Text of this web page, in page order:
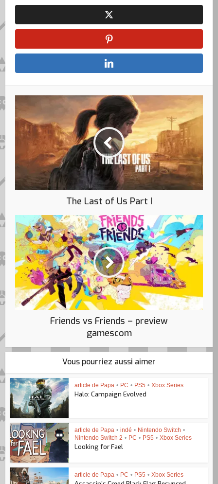
The Last of Us Part I
Friends vs Friends – preview
gamescom
Vous pourriez aussi aimer
article de Papa • PC • PS5 • Xbox Series
Halo: Campaign Evolved
article de Papa • indé • Nintendo Switch •
Nintendo Switch 2 • PC • PS5 • Xbox Series
Looking for Fael
article de Papa • PC • PS5 • Xbox Series